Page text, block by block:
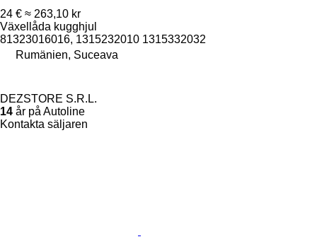
24 € ≈ 263,10 kr
Växellåda kugghjul
81323016016, 1315232010 1315332032
Rumänien, Suceava
DEZSTORE S.R.L.
14 år på Autoline
Kontakta säljaren